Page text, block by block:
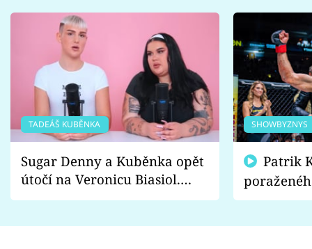
TADEÁŠ KUBĚNKA
Sugar Denny a Kuběnka opět
útočí na Veronicu Biasiol.
Proč je podle nich falešná a
SHOWBYZNYS
fanoušci